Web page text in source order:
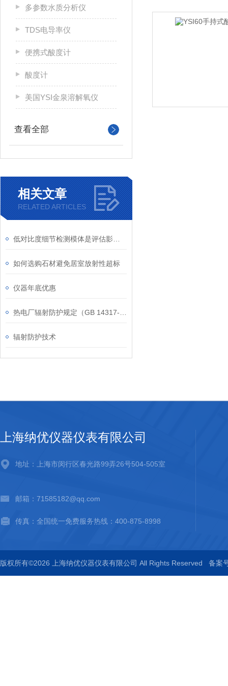
多参数水质分析仪
TDS电导率仪
便携式酸度计
酸度计
美国YSI金泉溶解氧仪
查看全部
相关文章
RELATED ARTICLES
如何选购石材避免居室放射性超标
仪器年底优惠
辐射防护技术
上海纳优仪器仪表有限公司
地址：上海市闵行区春光路99弄26号504-505室
邮箱：71585182@qq.com
传真：全国统一免费服务热线：400-875-8998
版权所有©2026 上海纳优仪器仪表有限公司 All Rights Reserved 备案